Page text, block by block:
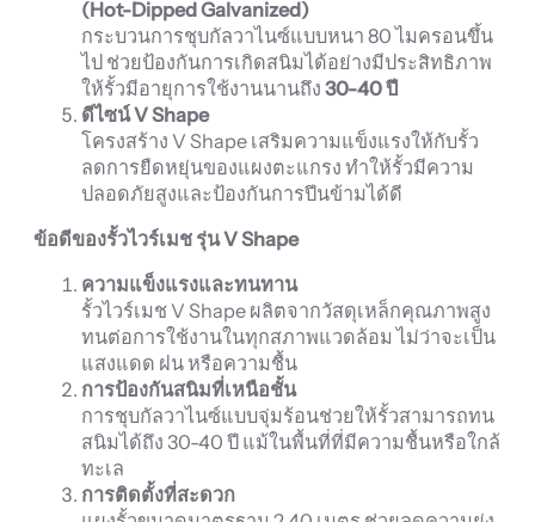
(Hot-Dipped Galvanized)
กระบวนการชุบกัลวาไนซ์แบบหนา 80 ไมครอนขึ้น
ไป ช่วยป้องกันการเกิดสนิมได้อย่างมีประสิทธิภาพ
ให้รั้วมีอายุการใช้งานนานถึง 30-40ปี
ดีไซน์ V Shape
โครงสร้าง V Shape เสริมความแข็งแรงให้กับรั้ว
ลดการยืดหยุ่นของแผงตะแกรง ทำให้รั้วมีความ
ปลอดภัยสูงและป้องกันการปีนข้ามได้ดี
ข้อดีของรั้วไวร์เมช รุ่น V Shape
ความแข็งแรงและทนทาน
รั้วไวร์เมช V Shape ผลิตจากวัสดุเหล็กคุณภาพสูง
ทนต่อการใช้งานในทุกสภาพแวดล้อม ไม่ว่าจะเป็น
แสงแดด ฝน หรือความชื้น
การป้องกันสนิมที่เหนือชั้น
การชุบกัลวาไนซ์แบบจุ่มร้อนช่วยให้รั้วสามารถทน
สนิมได้ถึง 30-40 ปี แม้ในพื้นที่ที่มีความชื้นหรือใกล้
ทะเล
การติดตั้งที่สะดวก